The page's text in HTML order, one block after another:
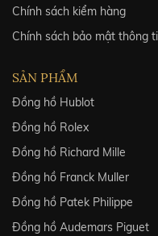
Chính sách kiểm hàng
Chính sách bảo mật thông
SẢN PHẨM
Đồng hồ Hublot
Đồng hồ Rolex
Đồng hồ Richard Mille
Đồng hồ Franck Muller
Đồng hồ Patek Philippe
Đồng hồ Audemars Piguet